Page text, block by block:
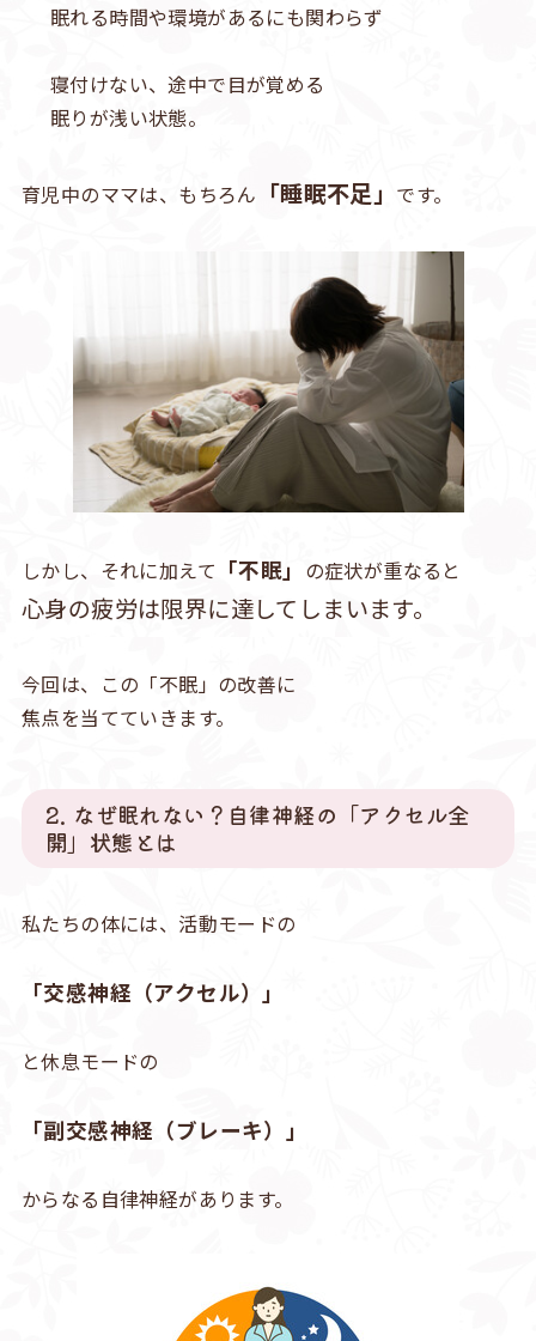
眠れる時間や環境があるにも関わらず
寝付けない、途中で目が覚める
眠りが浅い状態。
育児中のママは、もちろん 「睡眠不足」 です。
しかし、それに加えて 「不眠」 の症状が重なると
心身の疲労は限界に達してしまいます。
今回は、この「不眠」の改善に
焦点を当てていきます。
2. なぜ眠れない？自律神経の「アクセル全
開」状態とは
私たちの体には、活動モードの
「交感神経（アクセル）」
と休息モードの
「副交感神経（ブレーキ）」
からなる自律神経があります。